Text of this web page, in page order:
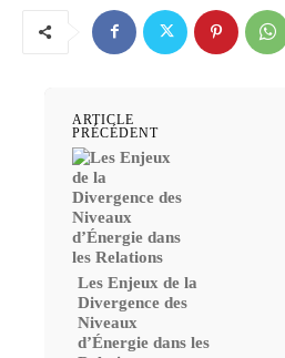
ARTICLE
PRÉCÉDENT
Les Enjeux de la
Divergence des
Niveaux
d’Énergie dans les